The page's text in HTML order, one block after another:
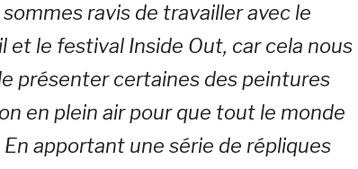
sommes ravis de travailler avec le
et le festival Inside Out, car cela nous
présenter certaines des peintures
en plein air pour que tout le monde
apportant une série de répliques